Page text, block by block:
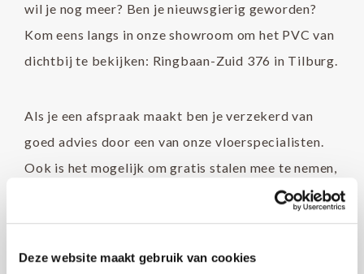
Deze website maakt gebruik van cookies
wil je nog meer? Ben je nieuwsgierig geworden?
Kom eens langs in onze showroom om het PVC van
dichtbij te bekijken: Ringbaan-Zuid 376 in Tilburg.
Als je een afspraak maakt ben je verzekerd van
goed advies door een van onze vloerspecialisten.
Ook is het mogelijk om gratis stalen mee te nemen,
om thuis te kunnen vergelijken. We ontvangen je
graag in onze showroom!